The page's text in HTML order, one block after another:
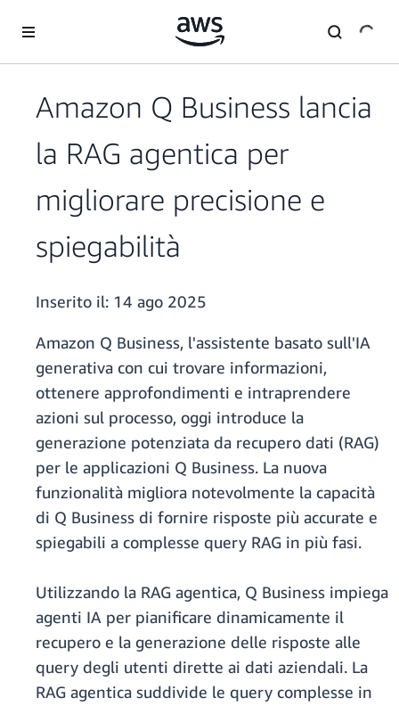
Amazon Q Business lancia
la RAG agentica per
migliorare precisione e
spiegabilità
Inserito il: 14 ago 2025
Amazon Q Business, l'assistente basato sull'IA
generativa con cui trovare informazioni,
ottenere approfondimenti e intraprendere
azioni sul processo, oggi introduce la
generazione potenziata da recupero dati (RAG)
per le applicazioni Q Business. La nuova
funzionalità migliora notevolmente la capacità
di Q Business di fornire risposte più accurate e
spiegabili a complesse query RAG in più fasi.
Utilizzando la RAG agentica, Q Business impiega
agenti IA per pianificare dinamicamente il
recupero e la generazione delle risposte alle
query degli utenti dirette ai dati aziendali. La
RAG agentica suddivide le query complesse in